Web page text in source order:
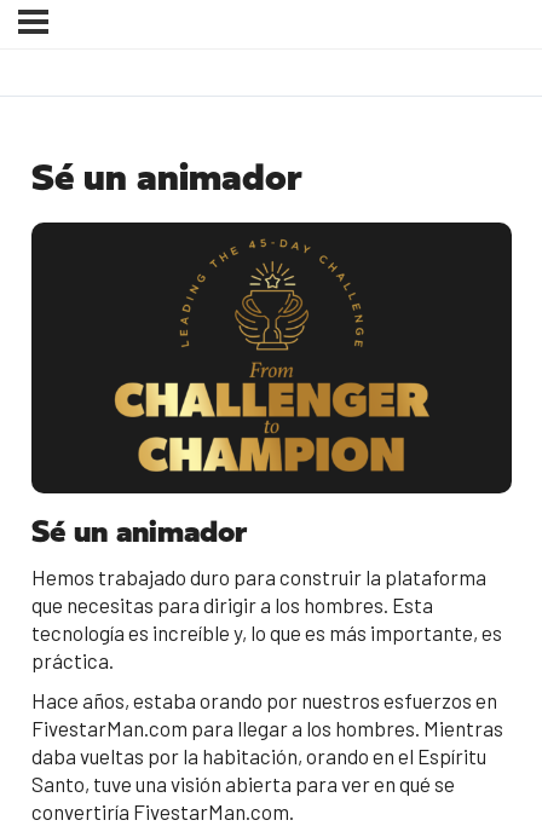
Sé un animador
Sé un animador
Hemos trabajado duro para construir la plataforma
que necesitas para dirigir a los hombres. Esta
tecnología es increíble y, lo que es más importante, es
práctica.
Hace años, estaba orando por nuestros esfuerzos en
FivestarMan.com para llegar a los hombres. Mientras
daba vueltas por la habitación, orando en el Espíritu
Santo, tuve una visión abierta para ver en qué se
convertiría FivestarMan.com.